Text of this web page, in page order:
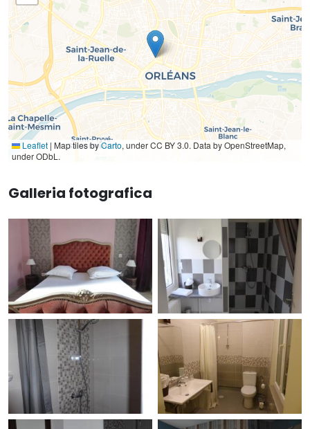
Leaflet | Map tiles byCarto, under CC BY 3.0. Data by OpenStreetMap,
under ODbL.
Galleria fotografica